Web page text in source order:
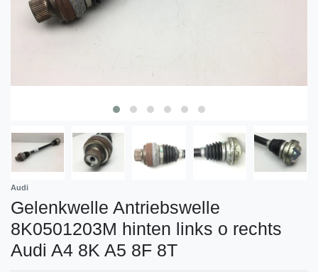
Audi
Gelenkwelle Antriebswelle
8K0501203M hinten links o rechts
Audi A4 8K A5 8F 8T